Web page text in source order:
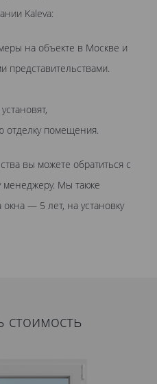
Kaleva:
на объекте в Москве и
представительствами.
отделку помещения.
вы можете обратиться с
менеджеру. Мы также
— 5 лет, на установку
стоимость